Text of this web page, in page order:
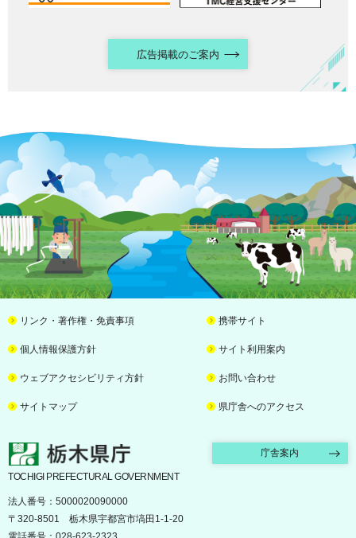
広告掲載のご案内
リンク・著作権・免責事項 携帯サイト
個人情報保護方針 サイト利用案内
ウェブアクセシビリティ方針 お問い合わせ
サイトマップ 県庁舎へのアクセス
栃木県庁 庁舎案内
TOCHIGI PREFECTURAL GOVERNMENT
法人番号：5000020090000
〒320-8501 栃木県宇都宮市塙田1-1-20